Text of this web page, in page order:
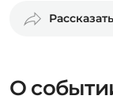
О